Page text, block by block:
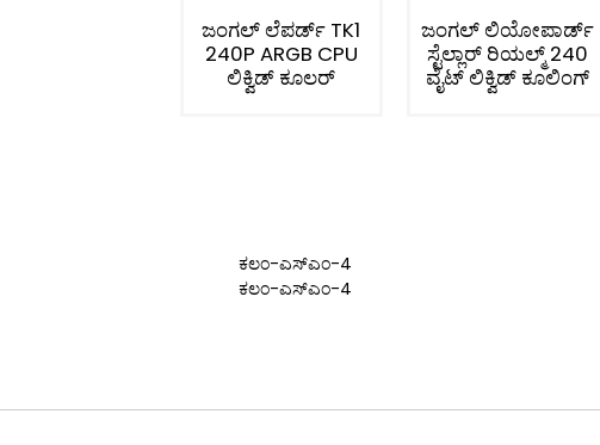
ಜಂಗಲ್ ಲೆಪರ್ಡ್ TK1
240P ARGB CPU
ಲಿಕ್ವಿಡ್ ಕೂಲರ್
ಜಂಗಲ್ ಲಿಯೋಪಾರ್ಡ್
ಸ್ಟೆಲ್ಲಾರ್ ರಿಯಲ್ಮ್ 240
ವೈಟ್ ಲಿಕ್ವಿಡ್ ಕೂಲಿಂಗ್
ಕಲಂ-ಎಸ್‌ಎಂ-4
ಕಲಂ-ಎಸ್‌ಎಂ-4